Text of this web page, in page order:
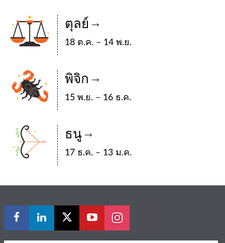
ตุลย์
18 ต.ค. – 14 พ.ย.
พิจิก
15 พ.ย. – 16 ธ.ค.
ธนู
17 ธ.ค. – 13 ม.ค.